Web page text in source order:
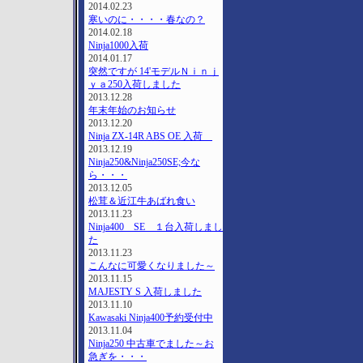
2014.02.23
寒いのに・・・・春なの？
2014.02.18
Ninja1000入荷
2014.01.17
突然ですが 14'モデルＮｉｎｊ
ｙａ250入荷しました
2013.12.28
年末年始のお知らせ
2013.12.20
Ninja ZX-14R ABS OE 入荷
2013.12.19
Ninja250&Ninja250SE;今な
ら・・・
2013.12.05
松茸＆近江牛あばれ食い
2013.11.23
Ninja400 SE １台入荷しまし
た
2013.11.23
こんなに可愛くなりました～
2013.11.15
MAJESTY S 入荷しました
2013.11.10
Kawasaki Ninja400予約受付中
2013.11.04
Ninja250 中古車でました～お
急ぎを・・・